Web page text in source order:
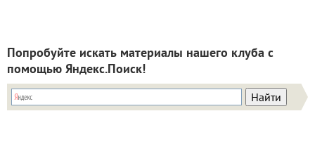
Попробуйте искать материалы нашего клуба с
помощью Яндекс.Поиск!